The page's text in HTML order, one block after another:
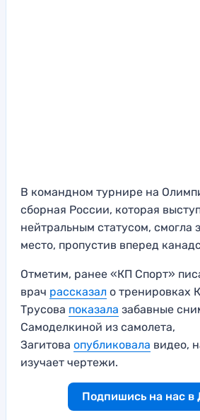
В командном турнире на
сборная России, которая
нейтральным статусом, смогла
место, пропустив вперед
Отметим, ранее «КП Спорт»
врач рассказал о тренировках
Трусова показала забавные
Самоделкиной из самолета,
Загитова опубликовала видео,
изучает чертежи.
Подпишись на нас в